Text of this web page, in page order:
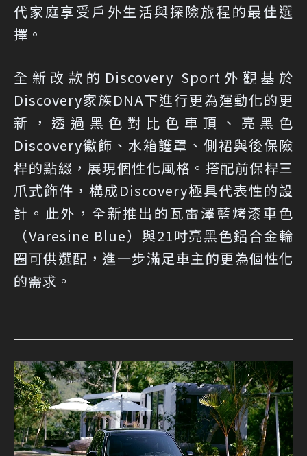
代家庭享受戶外生活與探險旅程的最佳選
擇。
全新改款的Discovery Sport外觀基於
Discovery家族DNA下進行更為運動化的更
新，透過黑色對比色車頂、亮黑色
Discovery徽飾、水箱護罩、側裙與後保險
桿的點綴，展現個性化風格。搭配前保桿三
爪式飾件，構成Discovery極具代表性的設
計。此外，全新推出的瓦雷澤藍烤漆車色
（Varesine Blue）與21吋亮黑色鋁合金輪
圈可供選配，進一步滿足車主的更為個性化
的需求。